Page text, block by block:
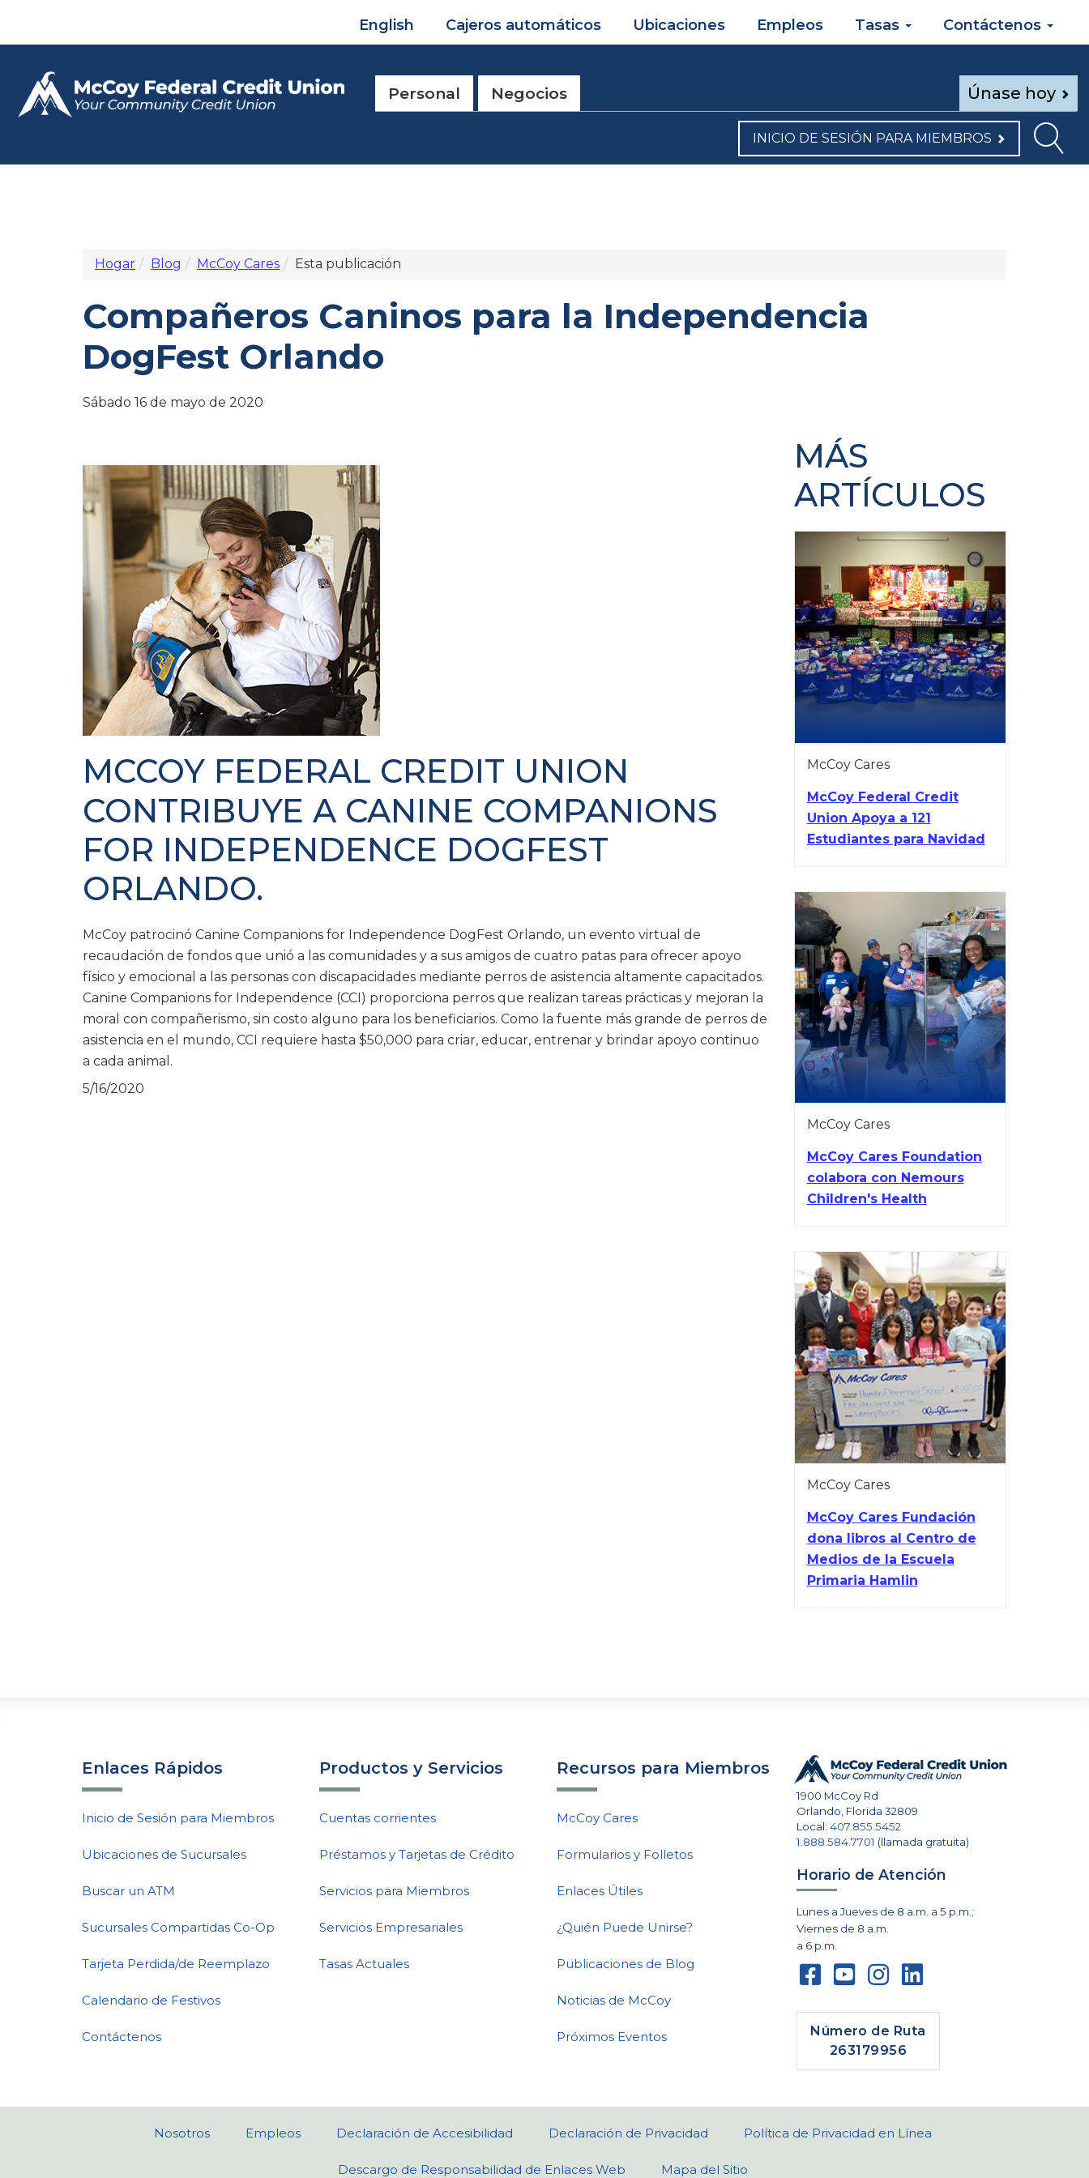
English Cajeros automáticos Ubicaciones Empleos Tasas Contáctenos
Únase hoy
Personal Negocios
INICIO DE SESIÓN PARA MIEMBROS
Hogar Blog McCoy Cares Esta publicación
Compañeros Caninos para la Independencia
DogFest Orlando
Sábado 16 de mayo de 2020
MCCOY FEDERAL CREDIT UNION
CONTRIBUYE A CANINE COMPANIONS
FOR INDEPENDENCE DOGFEST
ORLANDO.
McCoy patrocinó Canine Companions for Independence DogFest Orlando, un evento virtual de
recaudación de fondos que unió a las comunidades y a sus amigos de cuatro patas para ofrecer apoyo
físico y emocional a las personas con discapacidades mediante perros de asistencia altamente capacitados.
Canine Companions for Independence (CCI) proporciona perros que realizan tareas prácticas y mejoran la
moral con compañerismo, sin costo alguno para los beneficiarios. Como la fuente más grande de perros de
asistencia en el mundo, CCI requiere hasta $50,000 para criar, educar, entrenar y brindar apoyo continuo
a cada animal.
5/16/2020
MÁS
ARTÍCULOS
McCoy Cares
McCoy Federal Credit
Union Apoya a 121
Estudiantes para Navidad
McCoy Cares
McCoy Cares Foundation
colabora con Nemours
Children's Health
McCoy Cares
McCoy Cares Fundación
dona libros al Centro de
Medios de la Escuela
Primaria Hamlin
Enlaces Rápidos
Inicio de Sesión para Miembros
Ubicaciones de Sucursales
Buscar un ATM
Sucursales Compartidas Co-Op
Tarjeta Perdida/de Reemplazo
Calendario de Festivos
Contáctenos
Productos y Servicios
Cuentas corrientes
Préstamos y Tarjetas de Crédito
Servicios para Miembros
Servicios Empresariales
Tasas Actuales
Recursos para Miembros
McCoy Cares
Formularios y Folletos
Enlaces Útiles
¿Quién Puede Unirse?
Publicaciones de Blog
Noticias de McCoy
Próximos Eventos
1900 McCoy Rd
Orlando Florida 32809
Local:407.855.5452
1.888.584.7701 (llamada gratuita)
Horario de Atención
Lunes a Jueves de 8 a.m. a 5 p.m.;
Viernes de 8 a.m.
a 6 p.m.
Número de Ruta
263179956
Nosotros Empleos Declaración de Accesibilidad Declaración de Privacidad Política de Privacidad en Línea
Descargo de Responsabilidad de Enlaces Web Mapa del Sitio